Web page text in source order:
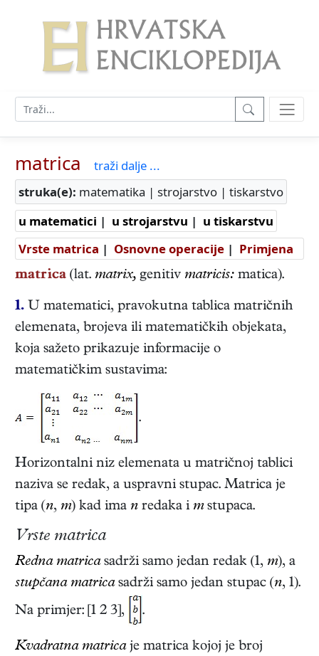
matrica
traži dalje ...
struka(e): matematika | strojarstvo | tiskarstvo
u matematici | u strojarstvu | u tiskarstvu
Vrste matrica | Osnovne operacije | Primjena
matrica (lat. matrix, genitiv matricis: matica).
1. U matematici, pravokutna tablica matričnih
elemenata, brojeva ili matematičkih objekata,
koja sažeto prikazuje informacije o
matematičkim sustavima:
.
Horizontalni niz elemenata u matričnoj tablici
naziva se redak, a uspravni stupac. Matrica je
tipa (n, m) kad ima n redaka i mstupaca.
Vrste matrica
Redna matricasadrži samo jedan redak (1, m), a
stupčana matricasadrži samo jedan stupac (n, 1).
Na primjer: [1 2 3],
.
Kvadratna matricaje matrica kojoj je broj